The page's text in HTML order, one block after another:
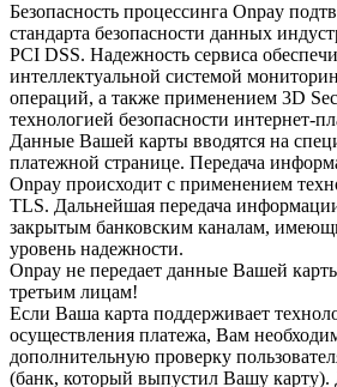
Безопасность процессинга Onpay
стандарта безопасности данных
PCI DSS. Надежность сервиса
интеллектуальной системой
операций, а также применением 3D
технологией безопасности интернет-
Данные Вашей карты вводятся на
платежной странице. Передача
Onpay происходит с применением
TLS. Дальнейшая передача
закрытым банковским каналам,
уровень надежности.
Onpay не передает данные Вашей
третьим лицам!
Если Ваша карта поддерживает
осуществления платежа, Вам
дополнительную проверку
(банк, который выпустил Вашу карту).